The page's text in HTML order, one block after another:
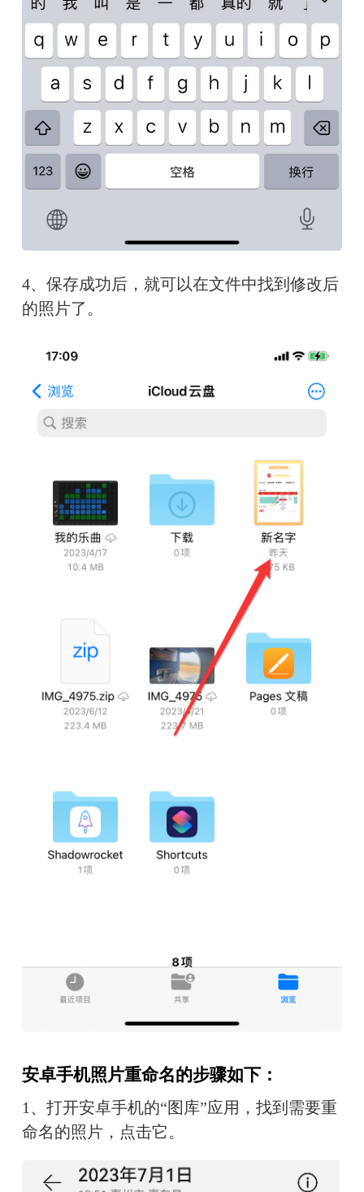
4、保存成功后，就可以在文件中找到修改后
的照片了。
安卓手机照片重命名的步骤如下：
1、打开安卓手机的“图库”应用，找到需要重
命名的照片，点击它。